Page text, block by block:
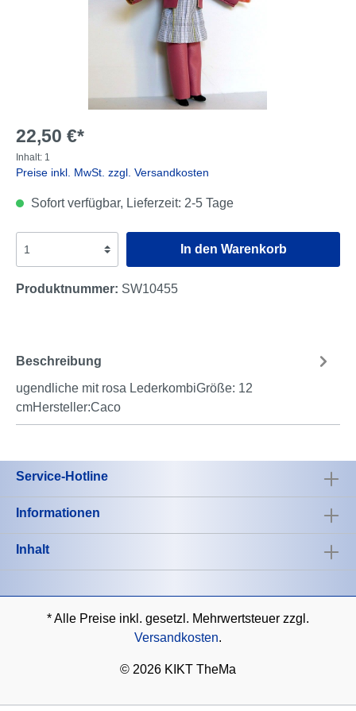
22,50 €*
Inhalt: 1
Preise inkl. MwSt. zzgl. Versandkosten
Sofort verfügbar, Lieferzeit: 2-5 Tage
In den Warenkorb
Produktnummer: SW10455
Beschreibung
ugendliche mit rosa LederkombiGröße: 12
cmHersteller:Caco
Service-Hotline
Informationen
Inhalt
* Alle Preise inkl. gesetzl. Mehrwertsteuer zzgl.
Versandkosten.
© 2026 KIKT TheMa